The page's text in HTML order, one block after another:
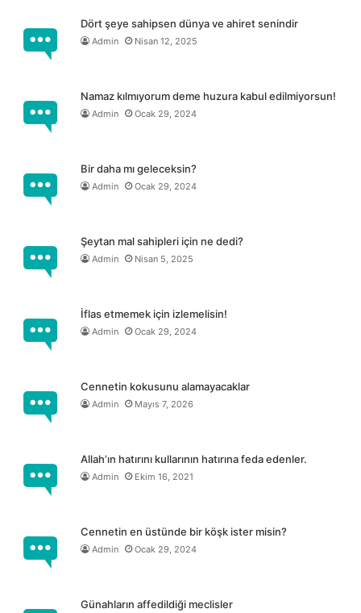
Dört şeye sahipsen dünya ve ahiret senindir
Admin Nisan 12, 2025
Namaz kılmıyorum deme huzura kabul edilmiyorsun!
Admin Ocak 29, 2024
Bir daha mı geleceksin?
Admin Ocak 29, 2024
Şeytan mal sahipleri için ne dedi?
Admin Nisan 5, 2025
İflas etmemek için izlemelisin!
Admin Ocak 29, 2024
Cennetin kokusunu alamayacaklar
Admin Mayıs 7, 2026
Allah’ın hatırını kullarının hatırına feda edenler.
Admin Ekim 16, 2021
Cennetin en üstünde bir köşk ister misin?
Admin Ocak 29, 2024
Günahların affedildiği meclisler